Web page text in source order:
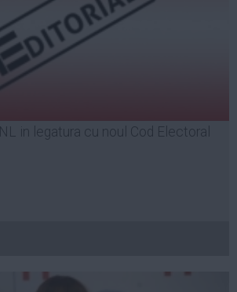
in legatura cu noul Cod Electoral